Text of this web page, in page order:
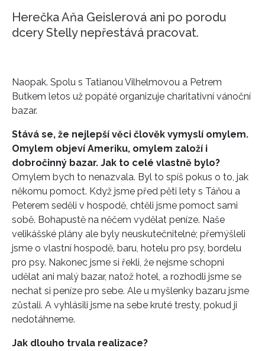
Herečka Aňa Geislerová ani po porodu
dcery Stelly nepřestává pracovat.
Naopak. Spolu s Tatianou Vilhelmovou a Petrem
Butkem letos už popáté organizuje charitativní vánoční
bazar.
Stává se, že nejlepší věci člověk vymyslí omylem.
Omylem objeví Ameriku, omylem založí i
dobročinný bazar. Jak to celé vlastně bylo?
Omylem bych to nenazvala. Byl to spíš pokus o to, jak
někomu pomoct. Když jsme před pěti lety s Táňou a
Peterem seděli v hospodě, chtěli jsme pomoct sami
sobě. Bohapustě na něčem vydělat peníze. Naše
velikášské plány ale byly neuskutečnitelné; přemýšleli
jsme o vlastní hospodě, baru, hotelu pro psy, bordelu
pro psy. Nakonec jsme si řekli, že nejsme schopni
udělat ani malý bazar, natož hotel, a rozhodli jsme se
nechat si peníze pro sebe. Ale u myšlenky bazaru jsme
zůstali. A vyhlásili jsme na sebe kruté tresty, pokud ji
nedotáhneme.
Jak dlouho trvala realizace?